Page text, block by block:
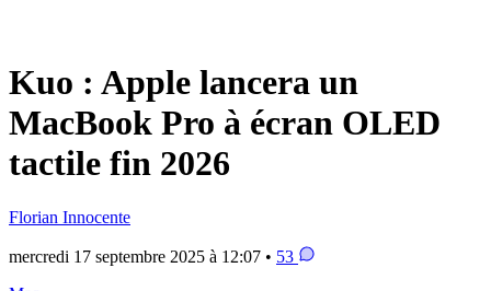
Kuo : Apple lancera un
MacBook Pro à écran OLED
tactile fin 2026
Florian Innocente
mercredi 17 septembre 2025 à 12:07 • 53